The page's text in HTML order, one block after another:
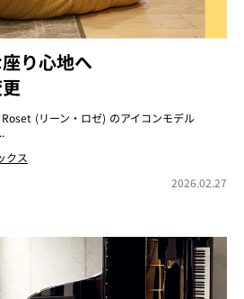
り心地へ
(リーン・ロゼ) のアイコンモデル
クス
2026.02.27